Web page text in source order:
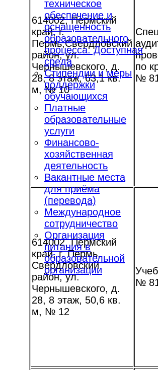
техническое
обеспечение и
оснащенность
образовательного
процесса. Доступная
среда
Стипендии и меры
поддержки
обучающихся
Платные
образовательные
услуги
Финансово-
хозяйственная
деятельность
Вакантные места
для приёма
(перевода)
Международное
сотрудничество
Организация
питания в
образовательной
организации
614002, Пермский
край, г.
Пермь,Свердловский
район, ул.
Чернышевского, д.
28, 8 этаж, 63,1 кв.
м, № 10
по
№
614002, Пермский
край, г. Пермь,
Свердловский
район, ул.
Чернышевского, д.
28, 8 этаж, 50,6 кв.
м, № 12
№